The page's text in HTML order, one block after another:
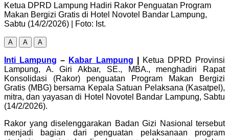
Ketua DPRD Lampung Hadiri Rakor Penguatan Program
Makan Bergizi Gratis di Hotel Novotel Bandar Lampung,
Sabtu (14/2/2026) | Foto: Ist.
A A A
Inti Lampung – Kabar Lampung
Ketua DPRD Provinsi
Lampung, A. Giri Akbar, SE., MBA., menghadiri Rapat
Konsolidasi (Rakor) penguatan Program Makan Bergizi
Gratis (MBG) bersama Kepala Satuan Pelaksana (Kasatpel),
mitra, dan yayasan di Hotel Novotel Bandar Lampung, Sabtu
(14/2/2026).
Rakor yang diselenggarakan Badan Gizi Nasional tersebut
menjadi bagian dari penguatan pelaksanaan program